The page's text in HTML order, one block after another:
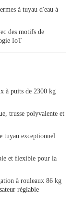
à tuyau d'eau à
des motifs de
IoT
à puits de 2300 kg
trusse polyvalente et
tuyau exceptionnel
et flexible pour la
à rouleaux 86 kg
réglable